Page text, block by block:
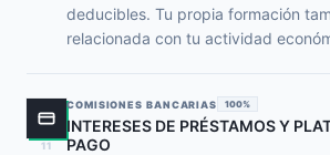
deducibles. Tu propia formación
relacionada con tu actividad
11
COMISIONES BANCARIAS 100%
INTERESES DE PRÉSTAMOS Y
PAGO